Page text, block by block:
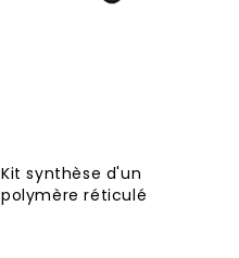
Kit synthèse d'un
polymère réticulé